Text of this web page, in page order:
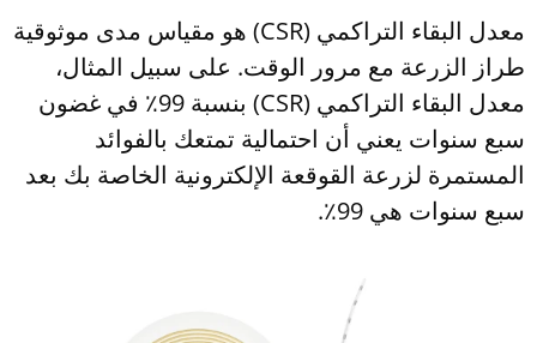
معدل البقاء التراكمي (CSR) هو مقياس مدى موثوقية
طراز الزرعة مع مرور الوقت. على سبيل المثال،
معدل البقاء التراكمي (CSR) بنسبة 99٪ في غضون
سبع سنوات يعني أن احتمالية تمتعك بالفوائد
المستمرة لزرعة القوقعة الإلكترونية الخاصة بك بعد
سبع سنوات هي 99٪.